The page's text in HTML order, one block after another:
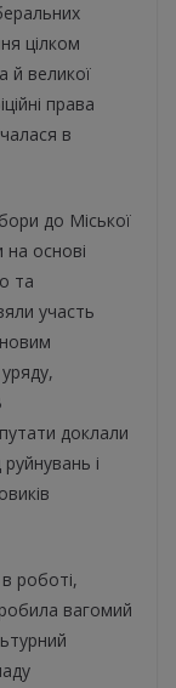
цілком
й великої
права
в
до Міської
на основі
та
участь
доклали
і
роботі,
вагомий